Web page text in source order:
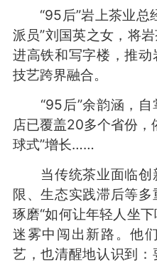
“95后”岩上茶业总
派员”刘国英之女，将
进高铁和写字楼，推
技艺跨界融合。
“95后”余韵涵，自
店已覆盖20多个省份，
球式”增长……
当传统茶业面临创
限、生态实践滞后等
琢磨“如何让年轻人坐
迷雾中闯出新路。他
艺，也清醒地认识到